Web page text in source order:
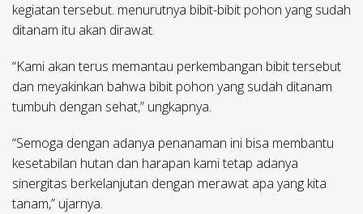
kegiatan tersebut. menurutnya bibit-bibit pohon yang sudah
ditanam itu akan dirawat.
“Kami akan terus memantau perkembangan bibit tersebut
dan meyakinkan bahwa bibit pohon yang sudah ditanam
tumbuh dengan sehat,” ungkapnya.
“Semoga dengan adanya penanaman ini bisa membantu
kesetabilan hutan dan harapan kami tetap adanya
sinergitas berkelanjutan dengan merawat apa yang kita
tanam,” ujarnya.